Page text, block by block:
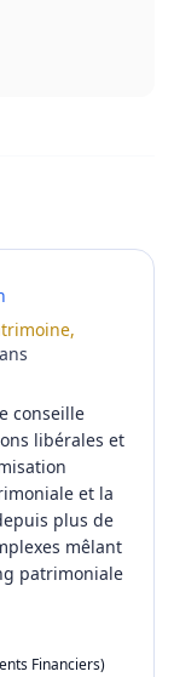
ans
conseille
libérales et
et la
plus de
mêlant
patrimoniale
Financiers)